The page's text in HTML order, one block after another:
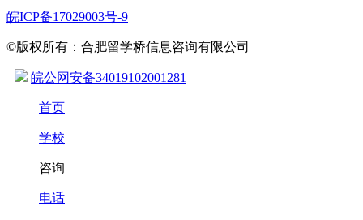
皖ICP备17029003号-9
©版权所有：合肥留学桥信息咨询有限公司
皖公网安备34019102001281
首页
学校
咨询
电话